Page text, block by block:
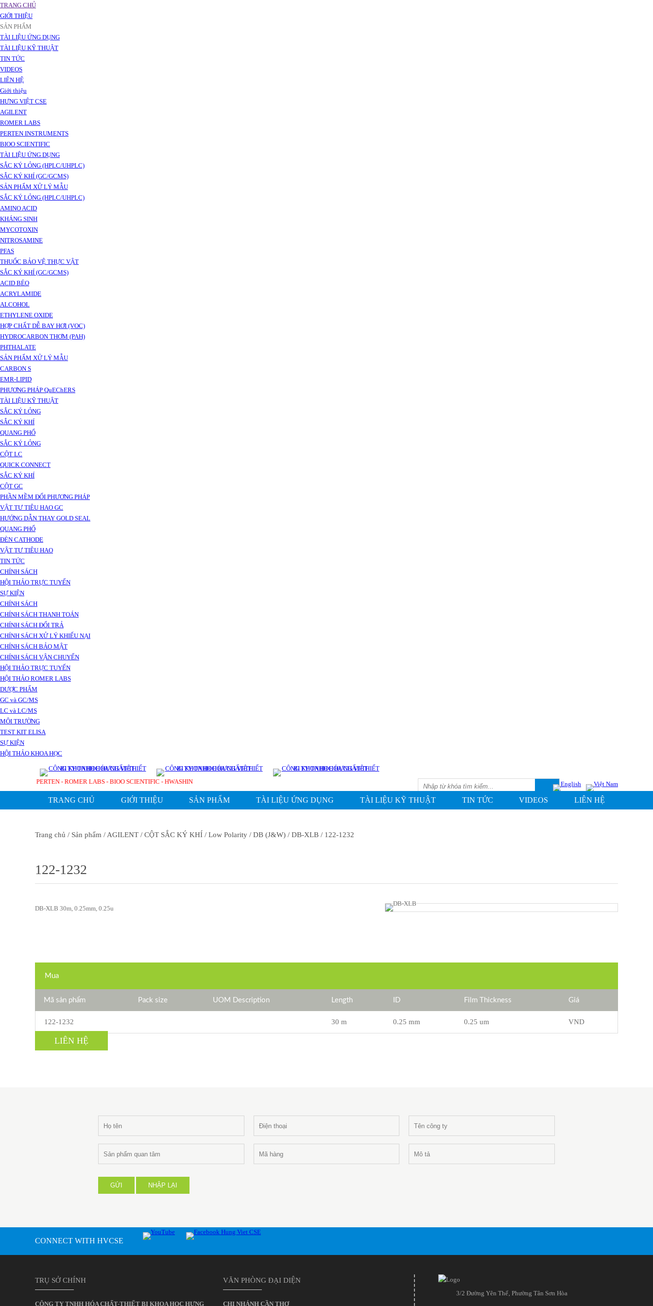
TRANG CHỦ
GIỚI THIỆU
SẢN PHẨM
TÀI LIỆU ỨNG DỤNG
TÀI LIỆU KỸ THUẬT
TIN TỨC
VIDEOS
LIÊN HỆ
Giới thiệu
HƯNG VIỆT CSE
AGILENT
ROMER LABS
PERTEN INSTRUMENTS
BIOO SCIENTIFIC
TÀI LIỆU ỨNG DỤNG
SẮC KÝ LỎNG (HPLC/UHPLC)
SẮC KÝ KHÍ (GC/GCMS)
SẢN PHẨM XỬ LÝ MẪU
SẮC KÝ LỎNG (HPLC/UHPLC)
AMINO ACID
KHÁNG SINH
MYCOTOXIN
NITROSAMINE
PFAS
THUỐC BẢO VỆ THỰC VẬT
SẮC KÝ KHÍ (GC/GCMS)
ACID BÉO
ACRYLAMIDE
ALCOHOL
ETHYLENE OXIDE
HỢP CHẤT DỄ BAY HƠI (VOC)
HYDROCARBON THƠM (PAH)
PHTHALATE
SẢN PHẨM XỬ LÝ MẪU
CARBON S
EMR-LIPID
PHƯƠNG PHÁP QuEChERS
TÀI LIỆU KỸ THUẬT
SẮC KÝ LỎNG
SẮC KÝ KHÍ
QUANG PHỔ
SẮC KÝ LỎNG
CỘT LC
QUICK CONNECT
SẮC KÝ KHÍ
CỘT GC
PHẦN MỀM ĐỔI PHƯƠNG PHÁP
VẬT TƯ TIÊU HAO GC
HƯỚNG DẪN THAY GOLD SEAL
QUANG PHỔ
ĐÈN CATHODE
VẬT TƯ TIÊU HAO
TIN TỨC
CHÍNH SÁCH
HỘI THẢO TRỰC TUYẾN
SỰ KIỆN
CHÍNH SÁCH
CHÍNH SÁCH THANH TOÁN
CHÍNH SÁCH ĐỔI TRẢ
CHÍNH SÁCH XỬ LÝ KHIẾU NẠI
CHÍNH SÁCH BẢO MẬT
CHÍNH SÁCH VẬN CHUYỂN
HỘI THẢO TRỰC TUYẾN
HỘI THẢO ROMER LABS
DƯỢC PHẨM
GC và GC/MS
LC và LC/MS
MÔI TRƯỜNG
TEST KIT ELISA
SỰ KIỆN
HỘI THẢO KHOA HỌC
- PERTEN - ROMER LABS - BIOO SCIENTIFIC - HWASHIN
TRANG CHỦ GIỚI THIỆU SẢN PHẨM TÀI LIỆU ỨNG DỤNG TÀI LIỆU KỸ THUẬT TIN TỨC VIDEOS LIÊN HỆ
Trang chủ / Sản phẩm / AGILENT / CỘT SẮC KÝ KHÍ / Low Polarity / DB (J&W) / DB-XLB / 122-1232
122-1232
DB-XLB 30m, 0.25mm, 0.25u
Mua
Mã sản phẩm Pack size UOM Description Length ID Film Thickness Giá
122-1232 30 m 0.25 mm 0.25 um VND
LIÊN HỆ
GỬI NHẬP LẠI
CONNECT WITH HVCSE
TRỤ SỞ CHÍNH
CÔNG TY TNHH HÓA CHẤT-THIẾT BỊ KHOA HỌC HƯNG
VĂN PHÒNG ĐẠI DIỆN
CHI NHÁNH CẦN THƠ
3/2 Đường Yên Thế‚ Phường Tân Sơn Hòa